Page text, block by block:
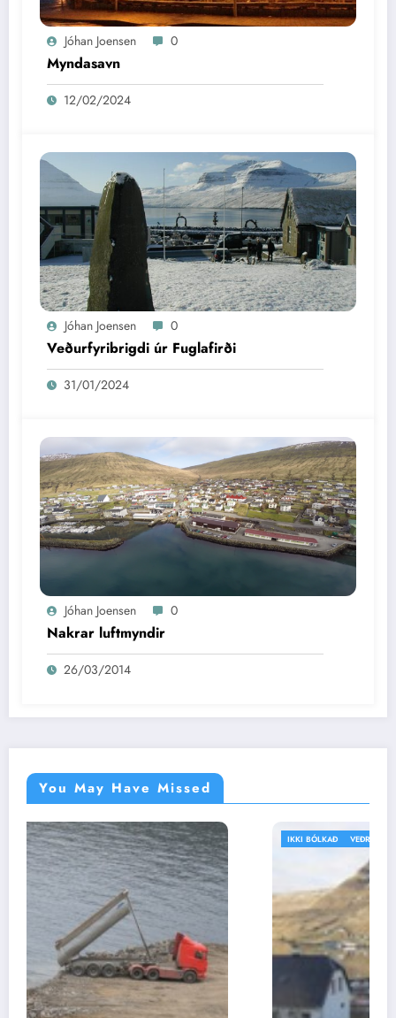
Jóhan Joensen 0
Myndasavn
12/02/2024
Jóhan Joensen 0
Veðurfyribrigdi úr Fuglafirði
31/01/2024
Jóhan Joensen 0
Nakrar luftmyndir
26/03/2014
You May Have Missed
IKKI BÓLKAÐ VEÐRIÐ